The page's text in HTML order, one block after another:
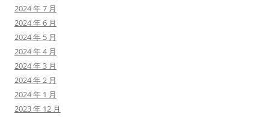
2024 年 7 月
2024 年 6 月
2024 年 5 月
2024 年 4 月
2024 年 3 月
2024 年 2 月
2024 年 1 月
2023 年 12 月